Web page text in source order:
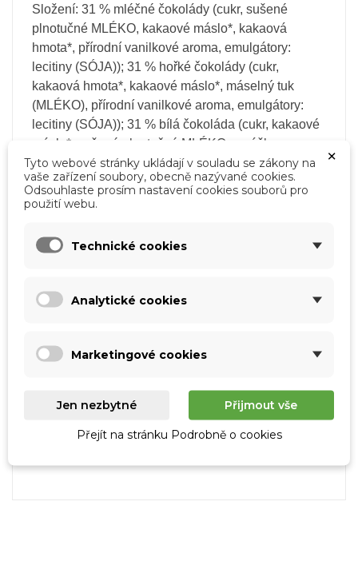
Složení: 31 % mléčné čokolády (cukr, sušené
plnotučné MLÉKO, kakaové máslo*, kakaová
hmota*, přírodní vanilkové aroma, emulgátory:
lecitiny (SÓJA)); 31 % hořké čokolády (cukr,
kakaová hmota*, kakaové máslo*, máselný tuk
(MLÉKO), přírodní vanilkové aroma, emulgátory:
lecitiny (SÓJA)); 31 % bílá čokoláda (cukr, kakaové
máslo*, sušené plnotučné MLÉKO v prášku,
přírodní vanilkové aroma, emulgátory: lecitiny
(SÓJA)); 7 % rýžové křupinky (rýžová mouka,
kakaový prášek*).
Mléčná čokoláda: minimální podíl
čokoláda: minimální podíl kakaové sušiny: 52 %.
ořechů, lepku a vajec.* = certifikace „Rainforest
Nutriční hodnoty ve 100 g: energetická hodnota
43g); bílkoviny 6g; sůl 0,07g.
Vyrobeno v Belgii.Dovozce: Chocotherapia s.r.o.,
add_circle_outline Vytvořit nový seznam
Vytvořit seznam přání
×
Tyto webové stránky ukládají v souladu se zákony na
vaše zařízení soubory, obecně nazývané cookies.
Odsouhlaste prosím nastavení cookies souborů pro
použití webu.
Technické cookies
Analytické cookies
Marketingové cookies
Jen nezbytné Přijmout vše
Přejít na stránku Podrobně o cookies